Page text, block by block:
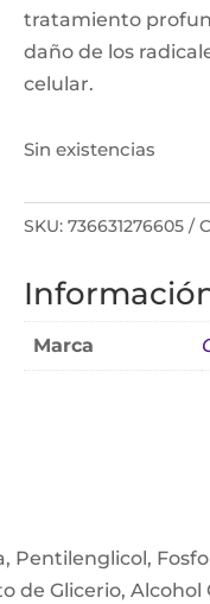
tratamiento
daño de los
celular.
Sin existencias
SKU: 736631276605
Marca
Pentilenglicol,
Glicerio,